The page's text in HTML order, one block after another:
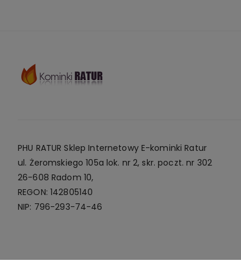
PHU RATUR Sklep Internetowy E-kominki Ratur
ul. Żeromskiego 105a lok. nr 2, skr. poczt. nr 302
26-608 Radom 10,
REGON: 142805140
NIP: 796-293-74-46